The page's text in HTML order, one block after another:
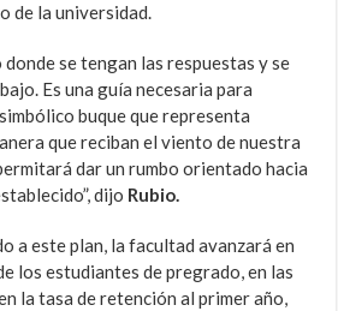
de la universidad.
donde se tengan las respuestas y se
Es una guía necesaria para
buque que representa
que reciban el viento de nuestra
dar un rumbo orientado hacia
dijo Rubio.
a este plan, la facultad avanzará en
los estudiantes de pregrado, en las
la tasa de retención al primer año,